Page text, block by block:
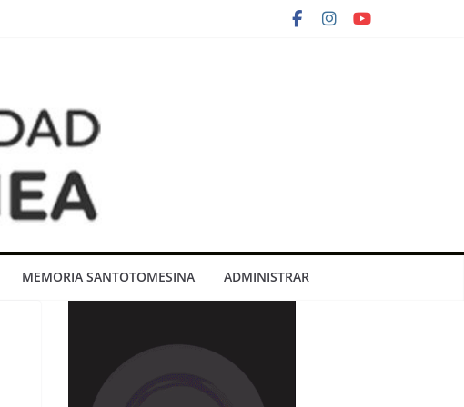
MEMORIA SANTOTOMESINA ADMINISTRAR